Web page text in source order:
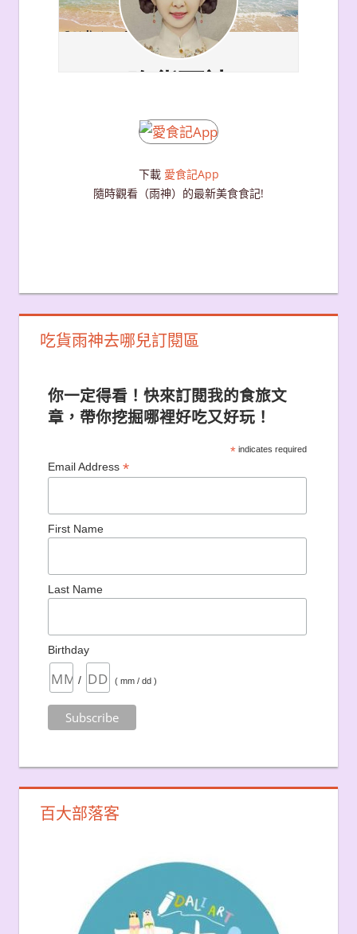
下載 愛食記App
隨時觀看（雨神）的最新美食食記!
吃貨雨神去哪兒訂閱區
你一定得看！快來訂閱我的食旅文
章，帶你挖掘哪裡好吃又好玩！
*indicates required
Email Address *
First Name
Last Name
Birthday
/ ( mm / dd )
百大部落客